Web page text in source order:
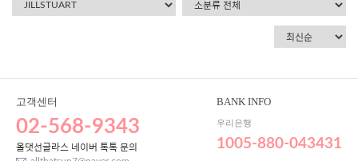
고객센터
02-568-9343
올댓선글라스 네이버 톡톡 문의
BANK INFO
우리은행
1005-880-043431